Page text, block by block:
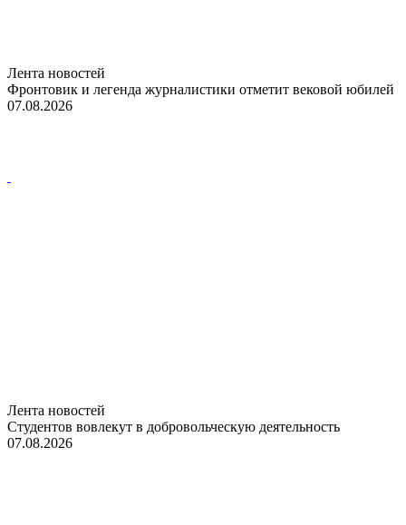
Лента новостей
Фронтовик и легенда журналистики отметит вековой юбилей
07.08.2026
Лента новостей
Студентов вовлекут в добровольческую деятельность
07.08.2026